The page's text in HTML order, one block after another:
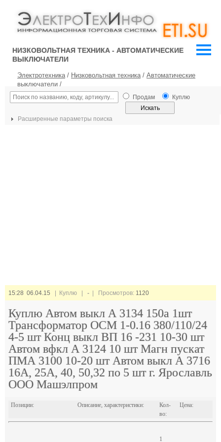
НИЗКОВОЛЬТНАЯ ТЕХНИКА - АВТОМАТИЧЕСКИЕ
ВЫКЛЮЧАТЕЛИ
Электротехника/ Низковольтная техника/ Автоматические
выключатели /
Продам Куплю
Расширенные параметры поиска
15:28 06.04.15 | Куплю | - | Просмотров: 1120
Куплю Автом выкл А 3134 150а 1шт
Трансформатор ОСМ 1-0.16 380/110/24
4-5 шт Конц выкл ВП 16 -231 10-30 шт
Автом вфкл А 3124 10 шт Магн пускат
ПМА 3100 10-20 шт Автом выкл А 3716
16А, 25А, 40, 50,32 по 5 шт г. Ярославль
ООО Машэлпром
Позиции: Описание, характеристики:
Кол-
во:
Цена:
1